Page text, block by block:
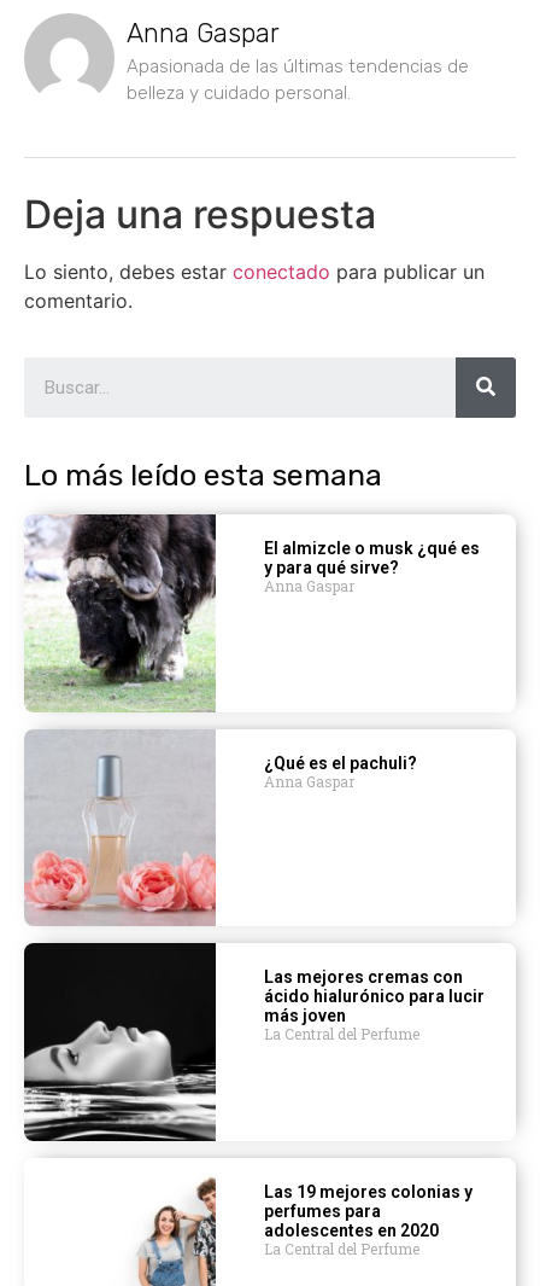
Anna Gaspar
Apasionada de las últimas tendencias de
belleza y cuidado personal.
Deja una respuesta
Lo siento, debes estar conectado para publicar un
comentario.
Lo más leído esta semana
El almizcle o musk ¿qué es
y para qué sirve?
Anna Gaspar
¿Qué es el pachuli?
Anna Gaspar
Las mejores cremas con
ácido hialurónico para lucir
más joven
La Central del Perfume
Las 19 mejores colonias y
perfumes para
adolescentes en 2020
La Central del Perfume